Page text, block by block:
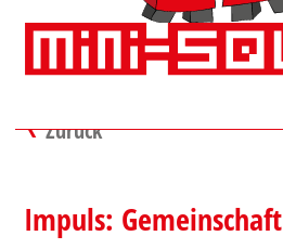
Zurück
Impuls: Gemeinschaft